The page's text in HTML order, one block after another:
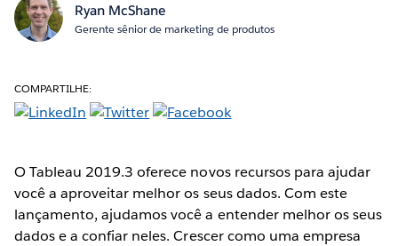
Ryan McShane
Gerente sênior de marketing de produtos
COMPARTILHE:
O Tableau 2019.3 oferece novos recursos para ajudar
você a aproveitar melhor os seus dados. Com este
lançamento, ajudamos você a entender melhor os seus
dados e a confiar neles. Crescer como uma empresa